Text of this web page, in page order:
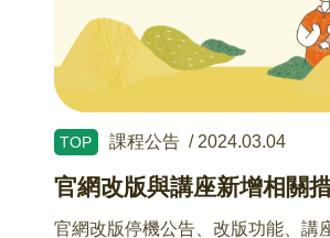
TOP 課程公告 / 2024.03.04
官網改版與講座新增相關
官網改版停機公告、改版功能、講